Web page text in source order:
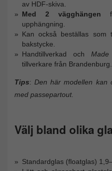
av HDF-skiva.
Med 2 vägghängen
upphängning.
Kan också beställas
bakstycke.
Handtillverkad och
tillverkare från Brandenburg.
Tips: Den här modellen kan
med passepartout.
Välj bland olika
Standardglas (floatglas)